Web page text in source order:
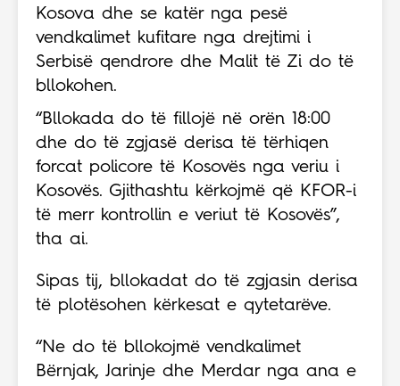
Kosova dhe se katër nga pesë
vendkalimet kufitare nga drejtimi i
Serbisë qendrore dhe Malit të Zi do të
bllokohen.
“Bllokada do të fillojë në orën 18:00
dhe do të zgjasë derisa të tërhiqen
forcat policore të Kosovës nga veriu i
Kosovës. Gjithashtu kërkojmë që KFOR-i
të merr kontrollin e veriut të Kosovës”,
tha ai.
Sipas tij, bllokadat do të zgjasin derisa
të plotësohen kërkesat e qytetarëve.
“Ne do të bllokojmë vendkalimet
Bërnjak, Jarinje dhe Merdar nga ana e